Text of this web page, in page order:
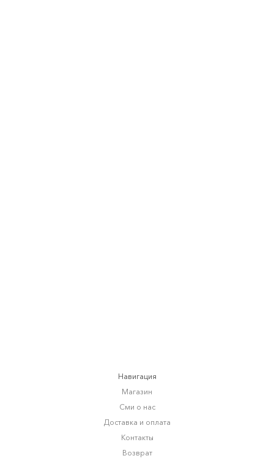
Навигация
Магазин
Сми о нас
Доставка и оплата
Контакты
Возврат